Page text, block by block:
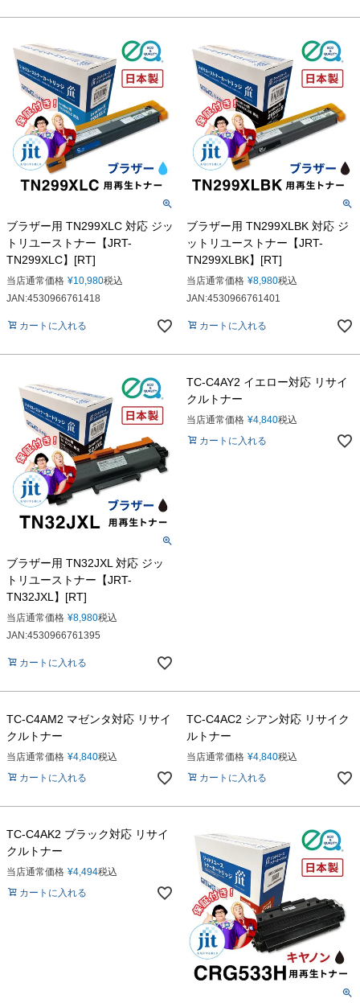
ブラザー用 TN299XLC 対応 ジッ
トリユーストナー【JRT-
TN299XLC】[RT]
当店通常価格 ¥10,980税込
JAN:4530966761418
カートに入れる
ブラザー用 TN299XLBK 対応 ジ
ットリユーストナー【JRT-
TN299XLBK】[RT]
当店通常価格 ¥8,980税込
JAN:4530966761401
カートに入れる
ブラザー用 TN32JXL 対応 ジッ
トリユーストナー【JRT-
TN32JXL】[RT]
当店通常価格 ¥8,980税込
JAN:4530966761395
カートに入れる
TC-C4AY2 イエロー対応 リサイ
クルトナー
当店通常価格 ¥4,840税込
カートに入れる
TC-C4AM2 マゼンタ対応 リサイ
クルトナー
当店通常価格 ¥4,840税込
カートに入れる
TC-C4AC2 シアン対応 リサイク
ルトナー
当店通常価格 ¥4,840税込
カートに入れる
TC-C4AK2 ブラック対応 リサイ
クルトナー
当店通常価格 ¥4,494税込
カートに入れる